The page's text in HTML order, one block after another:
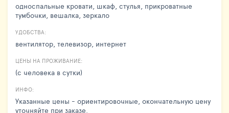
односпальные кровати, шкаф, стулья, прикроватные
тумбочки, вешалка, зеркало
УДОБСТВА:
вентилятор, телевизор, интернет
ЦЕНЫ НА ПРОЖИВАНИЕ:
(с человека в сутки)
ИНФО:
Указанные цены - ориентировочные, окончательную цену
уточняйте при заказе.